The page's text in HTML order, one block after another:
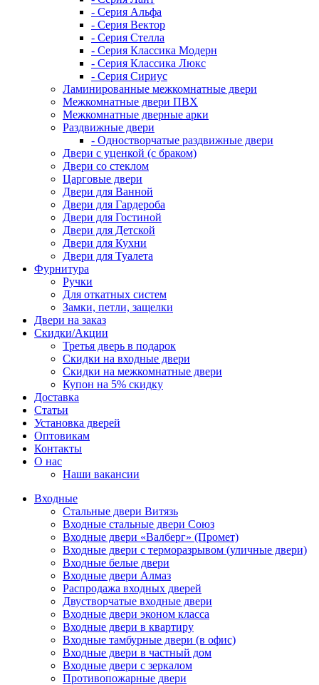
- Серия Альфа
- Серия Вектор
- Серия Стелла
- Серия Классика Модерн
- Серия Классика Люкс
- Серия Сириус
Ламинированные межкомнатные двери
Межкомнатные двери ПВХ
Межкомнатные дверные арки
Раздвижные двери
- Одностворчатые раздвижные двери
Двери с уценкой (с браком)
Двери со стеклом
Царговые двери
Двери для Ванной
Двери для Гардероба
Двери для Гостиной
Двери для Детской
Двери для Кухни
Двери для Туалета
Фурнитура
Ручки
Для откатных систем
Замки, петли, защелки
Двери на заказ
Скидки/Акции
Третья дверь в подарок
Скидки на входные двери
Скидки на межкомнатные двери
Купон на 5% скидку
Доставка
Статьи
Установка дверей
Оптовикам
Контакты
О нас
Наши вакансии
Входные
Стальные двери Витязь
Входные стальные двери Союз
Входные двери «Валберг» (Промет)
Входные двери с терморазрывом (уличные двери)
Входные белые двери
Входные двери Алмаз
Распродажа входных дверей
Двустворчатые входные двери
Входные двери эконом класса
Входные двери в квартиру
Входные тамбурные двери (в офис)
Входные двери в частный дом
Входные двери с зеркалом
Противопожарные двери